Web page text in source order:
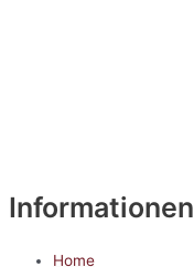
Informationen
Home